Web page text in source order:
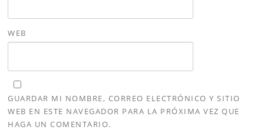
WEB
GUARDAR MI NOMBRE, CORREO ELECTRÓNICO Y SITIO
WEB EN ESTE NAVEGADOR PARA LA PRÓXIMA VEZ QUE
HAGA UN COMENTARIO.